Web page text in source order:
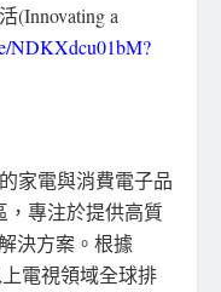
(Innovating a
NDKXdcu01bM?
家電與消費電子品
，專注於提供高質
決方案。根據
電視領域全球排